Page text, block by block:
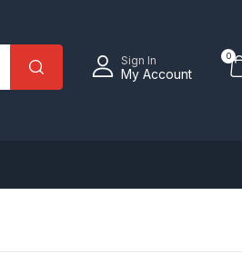
Sign In
My Account
0